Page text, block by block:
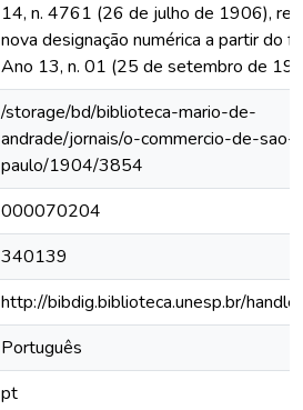
14, n. 4761 (26 de julho de 1906),
nova designação numérica a partir do
Ano 13, n. 01 (25 de setembro de
/storage/bd/biblioteca-mario-de-
andrade/jornais/o-commercio-de-sao-
paulo/1904/3854
000070204
340139
http://bibdig.biblioteca.unesp.br/
Português
pt